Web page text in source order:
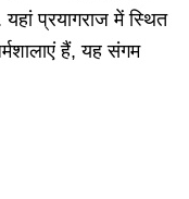
प्रयागराज में स्थित
हैं, यह संगम